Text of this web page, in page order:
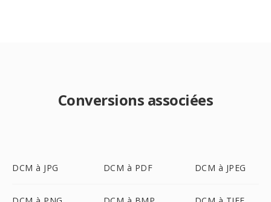
Conversions associées
DCM à JPG DCM à PDF DCM à JPEG